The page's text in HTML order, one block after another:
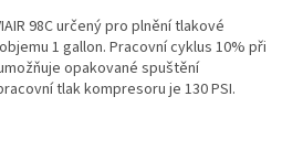
98C určený pro plnění tlakové
1 gallon. Pracovní cyklus 10% při
opakované spuštění
tlak kompresoru je 130 PSI.